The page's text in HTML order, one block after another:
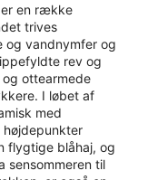
en række
trives
og vandnymfer og
rev og
ottearmede
I løbet af
med
flygtige blåhaj, og
sensommeren til